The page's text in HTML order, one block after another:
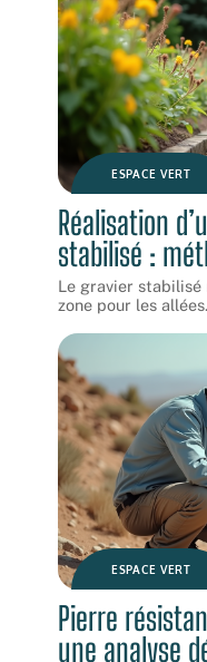
ESPACE VERT
Réalisation
stabilisé :
Le gravier stabilisé
zone pour les
ESPACE VERT
Pierre
une analyse